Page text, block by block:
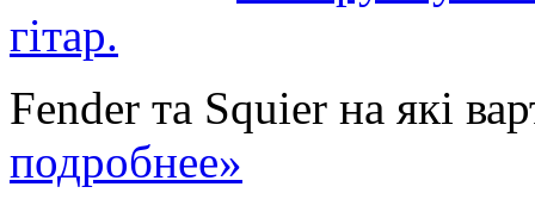
гітар.
Fender та Squier на які
подробнее»